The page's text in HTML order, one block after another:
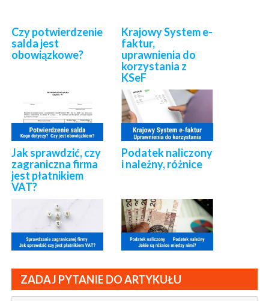
Czy potwierdzenie
salda jest
obowiązkowe?
Krajowy System e-
faktur,
uprawnienia do
korzystania z
KSeF
Jak sprawdzić, czy
zagraniczna firma
jest płatnikiem
VAT?
Podatek naliczony
i należny, różnice
ZADAJ PYTANIE DO ARTYKUŁU